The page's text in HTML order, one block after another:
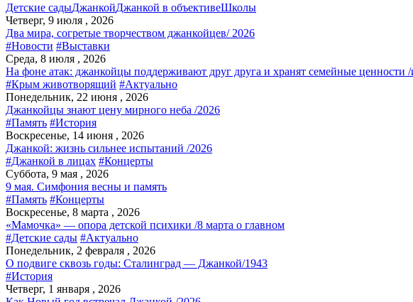
Детские садыДжанкойДжанкой в объективеШколы
Четверг, 9 июля , 2026
Два мира, согретые творчеством джанкойцев/ 2026
#Новости #Выставки
Среда, 8 июля , 2026
На фоне атак: джанкойцы поддерживают друг друга и хранят семейные ценности
#Крым животворящий #Актуально
Понедельник, 22 июня , 2026
Джанкойцы знают цену мирного неба /2026
#Память #История
Воскресенье, 14 июня , 2026
Джанкой: жизнь сильнее испытаний /2026
#Джанкой в лицах #Концерты
Суббота, 9 мая , 2026
9 мая. Симфония весны и память
#Память #Концерты
Воскресенье, 8 марта , 2026
«Мамочка» — опора детской психики /8 марта о главном
#Детские сады #Актуально
Понедельник, 2 февраля , 2026
О подвиге сквозь годы: Сталинград — Джанкой/1943
#История
Четверг, 1 января , 2026